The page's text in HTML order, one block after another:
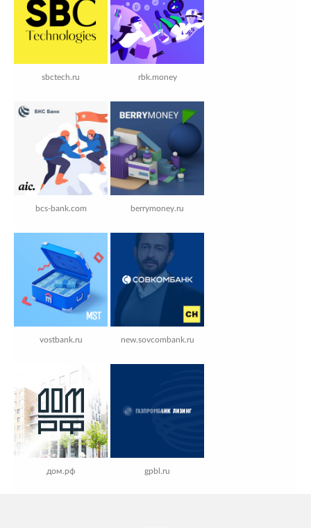
sbctech.ru rbk.money
bcs-bank.com berrymoney.ru
vostbank.ru new.sovcombank.ru
дом.рф gpbl.ru